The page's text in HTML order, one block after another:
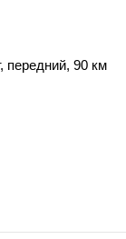
, передний, 90 км